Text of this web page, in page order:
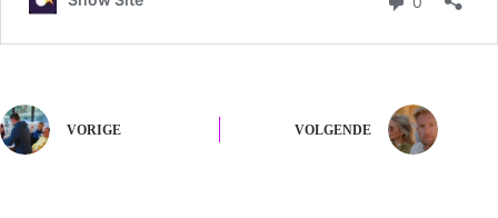
VORIGE VOLGENDE